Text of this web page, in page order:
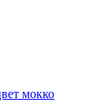
мокко